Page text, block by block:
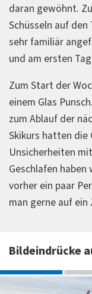
daran gewöhnt.
Schüsseln auf
sehr familiär
und am ersten
Zum Start der
einem Glas
zum Ablauf der
Skikurs hatten die
Unsicherheiten
Geschlafen
vorher ein paar
man gerne auf
Bildeindrücke